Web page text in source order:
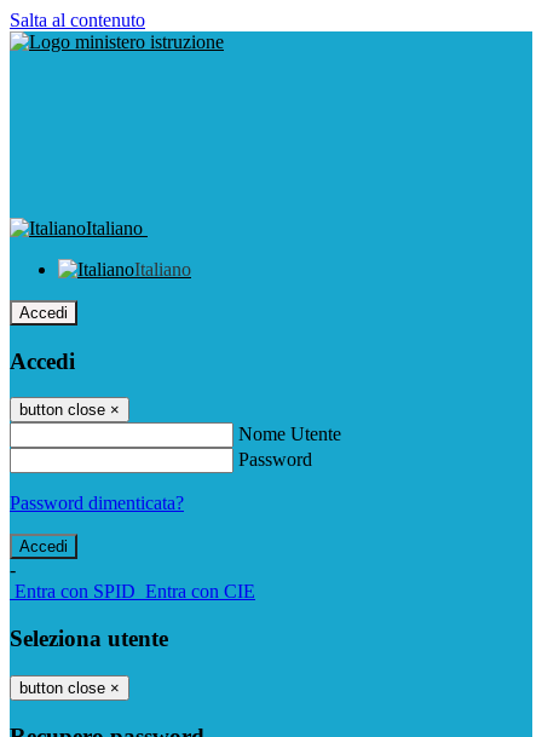
Salta al contenuto
Italiano
Italiano
Accedi
Accedi
button close ×
Nome Utente
Password
Password dimenticata?
-
Entra con SPID Entra con CIE
Seleziona utente
button close ×